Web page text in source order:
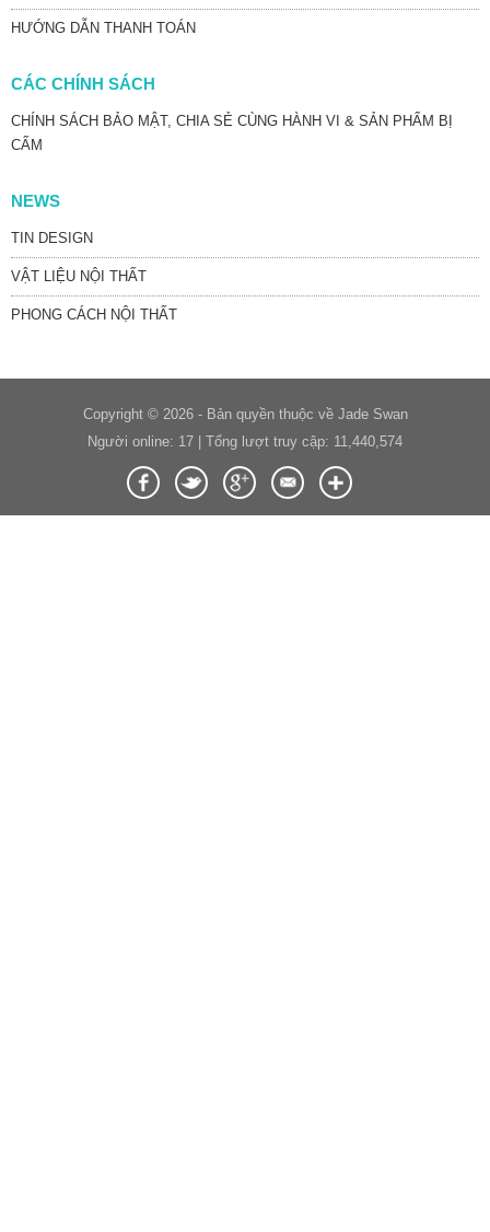
HƯỚNG DẪN THANH TOÁN
CÁC CHÍNH SÁCH
CHÍNH SÁCH BẢO MẬT, CHIA SẺ CÙNG HÀNH VI & SẢN PHẨM BỊ
CẤM
NEWS
TIN DESIGN
VẬT LIỆU NỘI THẤT
PHONG CÁCH NỘI THẤT
Copyright © 2026 - Bản quyền thuộc về Jade Swan
Người online: 17 | Tổng lượt truy cập: 11,440,574